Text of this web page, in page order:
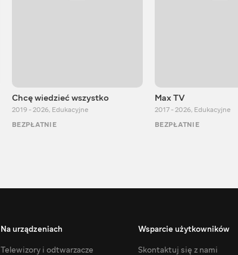
Chcę wiedzieć wszystko
2019 - 2026, Edukacyjne
BEZPŁATNIE
Max TV
2017 - 2026, Edukacyjne
BEZPŁATNIE
Na urządzeniach
Telewizory i odtwarzacze
Wsparcie użytkowników
Skontaktuj się z nami